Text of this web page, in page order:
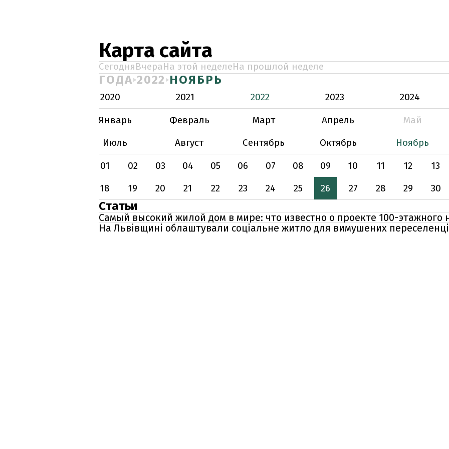
Карта сайта
СегодняВчераНа этой неделеНа прошлой неделе
ГОДА 2022 НОЯБРЬ
2020 2021 2022 2023
2024
Январь
Февраль Март Апрель
Май
Июль
Август Сентябрь Октябрь
Ноябрь
01
02 03 04 05 06 07 08 09 10 11 12
13
18
19 20 21 22 23 24 25 26 27 28 29 30
Статьи
Самый высокий жилой дом в мире: что известно о проекте 100-этажного
На Львівщині облаштували соціальне житло для вимушених